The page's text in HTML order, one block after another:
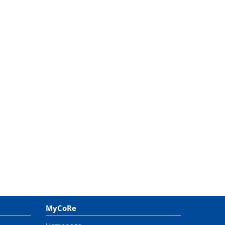
MyCoRe